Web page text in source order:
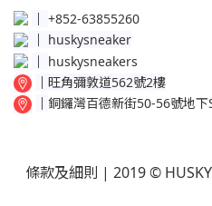
│ +852-63855260
huskysneaker
│ huskysneakers
│ 旺角彌敦道562號2樓
│ 銅鑼灣百德新街50-56號地
條款及細則 | 2019 ©